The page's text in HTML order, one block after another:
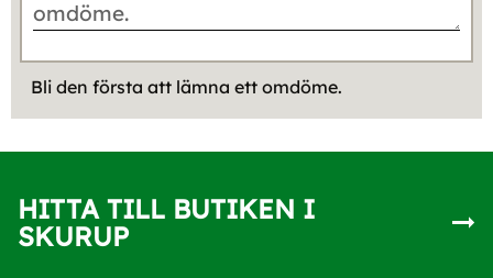
Bli den första att lämna ett omdöme.
HITTA TILL BUTIKEN I
SKURUP